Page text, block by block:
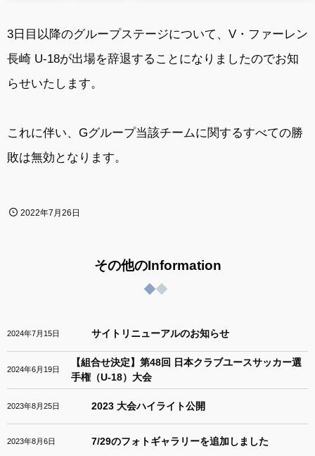
3日目以降のグループステージについて、V・ファーレン
長崎 U-18が出場を辞退することになりましたのでお知
らせいたします。
これに伴い、Gグループ当該チームに関するすべての勝
敗は無効となります。
2022年7月26日
その他のInformation
2024年7月15日 サイトリニューアルのお知らせ
2024年6月19日
【組合せ決定】第48回 日本クラブユースサッカー選
手権（U-18）大会
2023年8月25日 2023 大会ハイライト公開
2023年8月6日 7/29のフォトギャラリーを追加しました